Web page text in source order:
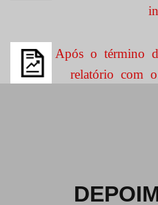
Após o término
relatório com